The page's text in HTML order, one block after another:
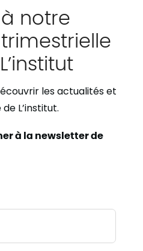
notre
les actualités et
L’institut.
à la newsletter de